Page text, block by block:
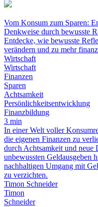
Vom Konsum zum Sparen:
Denkweise durch bewusste
Entdecke, wie bewusste
verändern und zu mehr
Wirtschaft
Wirtschaft
Finanzen
Sparen
Achtsamkeit
Persönlichkeitsentwicklung
Finanzbildung
3 min
In einer Welt voller
die eigenen Finanzen zu
durch Achtsamkeit und neue
unbewussten Geldausgeben
nachhaltigen Umgang mit
zu verzichten.
Timon Schneider
Timon
Schneider